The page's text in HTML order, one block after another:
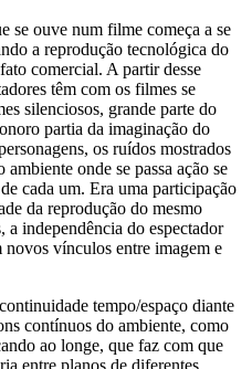
se ouve num filme começa a se
a reprodução tecnológica do
comercial. A partir desse
têm com os filmes se
silenciosos, grande parte do
partia da imaginação do
os ruídos mostrados
onde se passa ação se
cada um. Era uma participação
da reprodução do mesmo
a independência do espectador
novos vínculos entre imagem e
tempo/espaço diante
contínuos do ambiente, como
ao longe, que faz com que
entre planos de diferentes